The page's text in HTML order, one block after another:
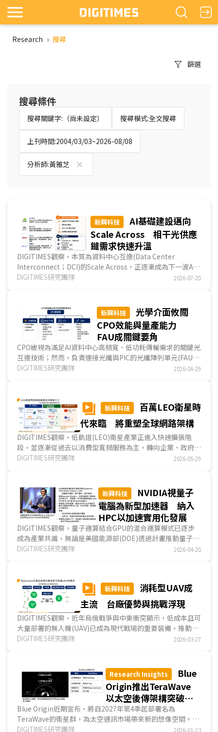
Research › 搜尋
篩選
搜尋條件
搜尋關鍵字:（尚未設定） 搜尋模式:全文搜尋
上刊時間:2004/03/03~2026-08/08
分析師:黃雅芝
新興科技
AI基礎建設邁向
Scale Across 相干光供應
鏈需求快速升溫
DIGITIMES觀察，本質為資料中心互連(Data Center
Interconnect；DCI)的Scale Across，正逐漸成為下一波AI
基礎建設核心。由於單一資料中心面臨電力、機房空間及散熱
串接，使分散的運算資源能協同完成AI模型訓練與推論。隨著
AI互連傳輸容量提升至800G及1.6T，傳統強度調變／直接檢
測(IMDD)技術已難以滿足高容量、長距離資料傳輸需求，使
相干光(Coherent)成為Scale Across主流技術。...
DIGITIMES研究團隊 2026-07-28
新興科技
光學介面攸關
CPO效能與量產能力
FAU成關鍵要角
CPO被視為滿足AI資料中心高頻寬、低功耗傳輸需求的關鍵光
互連技術；然而，負責連接光纖與PIC的光纖陣列單元(FAU)
仍面臨光耦合效率、組裝精度與量產能力等挑戰。DIGITIMES
節。整體而言，目前FAU尚無主導技術路線，然技術發展聚焦
於新型光學元件及可拆式FAU等，以提升耦光效率、維修便利
性及量產能力。..
DIGITIMES研究團隊 2026-06-29
新興科技
百萬LEO衛星時
代來臨 將重塑全球網路架構
DIGITIMES觀察，低軌道(LEO)衛星產業正進入快速擴張階
段，並逐漸從過去以消費型寬頻服務為主，轉向企業、政府、
國防與通訊韌性等高價值應用市場。相較傳統地球同步軌道
異化發展趨勢。除SpaceX持續擴大星鏈(Starlink)部署外，
Amazon LEO、IRIS²、Telesat Lightspeed等計畫，也分別
鎖定企業雲端整合、主權通訊與國防應用市場。...
DIGITIMES研究團隊 2026-05-29
新興科技
NVIDIA視量子
電腦為新型加速器 納入
HPC以加速實用化發展
DIGITIMES觀察，量子運算結合GPU的混合運算模式已逐步
成為產業共識，無論是美國能源部(DOE)透過計畫推動量子運
算與HPC、AI整合，或NVIDIA與IBM從不同架構切入，皆顯示
成；然而短期內仍須仰賴GPU補足穩定性與可用性，方能邁
向實用化，實用化是指量子電腦在特定問題上具備可靠運算能
力，並展現優於傳統電腦的潛力。...
DIGITIMES研究團隊 2026-04-28
新興科技
消耗型UAV成
主流 台廠優勢與挑戰浮現
DIGITIMES觀察，近年烏俄戰爭與中東衝突顯示，低成本且可
大量部署的無人機(UAV)已成為現代戰場的重要裝備，推動軍
用UAV由過去以情報、監視與偵察(ISR)為主，逐步轉向以FPV
本、大規模部署，並進一步改變攻防雙方在成本與作戰節奏上
的策略。...
DIGITIMES研究團隊 2026-03-27
Research Insights
Blue
Origin推出TeraWave
以太空後傳架構突破衛
星間的傳輸容量限制
Blue Origin近期宣布，將自2027年第4季起部署名為
TeraWave的衛星群，為太空通訊市場帶來新的想像空間。
DIGITIMES認為，從TeraWave的傳輸架構來看，其核心目標
DIGITIMES研究團隊 2026-01-23